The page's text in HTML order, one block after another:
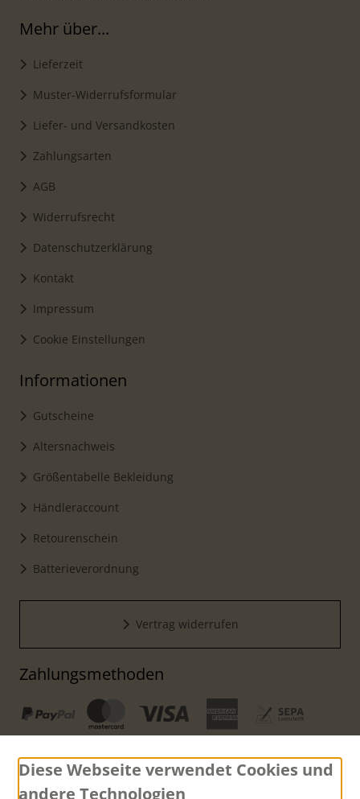
Mehr über...
Lieferzeit
Muster-Widerrufsformular
Liefer- und Versandkosten
Zahlungsarten
AGB
Widerrufsrecht
Datenschutzerklärung
Kontakt
Impressum
Cookie Einstellungen
Informationen
Gutscheine
Altersnachweis
Größentabelle Bekleidung
Händleraccount
Retourenschein
Batterieverordnung
Vertrag widerrufen
Zahlungsmethoden
Diese Webseite verwendet Cookies und
andere Technologien